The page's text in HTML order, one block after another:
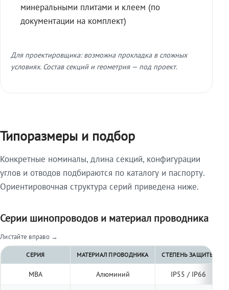
минеральными плитами и клеем (по
документации на комплект)
Для проектировщика: возможна прокладка в сложных
условиях. Состав секций и геометрия — под проект.
Типоразмеры и подбор
Конкретные номиналы, длина секций, конфигурации
углов и отводов подбираются по каталогу и паспорту.
Ориентировочная структура серий приведена ниже.
Серии шинопроводов и материал проводника
Листайте вправо →
СЕРИЯ МАТЕРИАЛ ПРОВОДНИКА СТЕПЕНЬ ЗАЩИТЫ
МВА Алюминий IP55 / IP66